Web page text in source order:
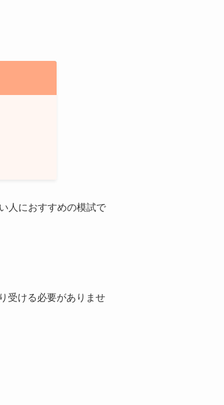
人におすすめの模試で
受ける必要がありませ